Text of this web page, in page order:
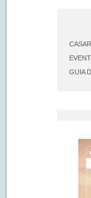
GUIA